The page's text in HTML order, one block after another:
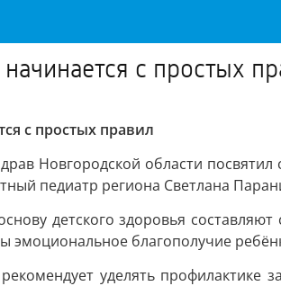
с простых
с простых правил
Новгородской области
педиатр региона Светлана
детского здоровья
благополучие
уделять